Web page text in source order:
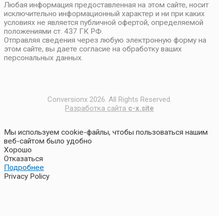
Любая информация предоставленная на этом сайте, носит
исключительно информационный характер и ни при каких
условиях не является публичной офертой, определяемой
положениями ст. 437 ГК РФ.
Отправляя сведения через любую электронную форму на
этом сайте, вы даете согласие на обработку ваших
персональных данных.
Conversionx 2026. All Rights Reserved.
Разработка сайта c-x.site
Мы используем cookie-файлы, чтобы пользоваться нашим
веб-сайтом было удобно
Хорошо
Отказаться
Подробнее
Privacy Policy